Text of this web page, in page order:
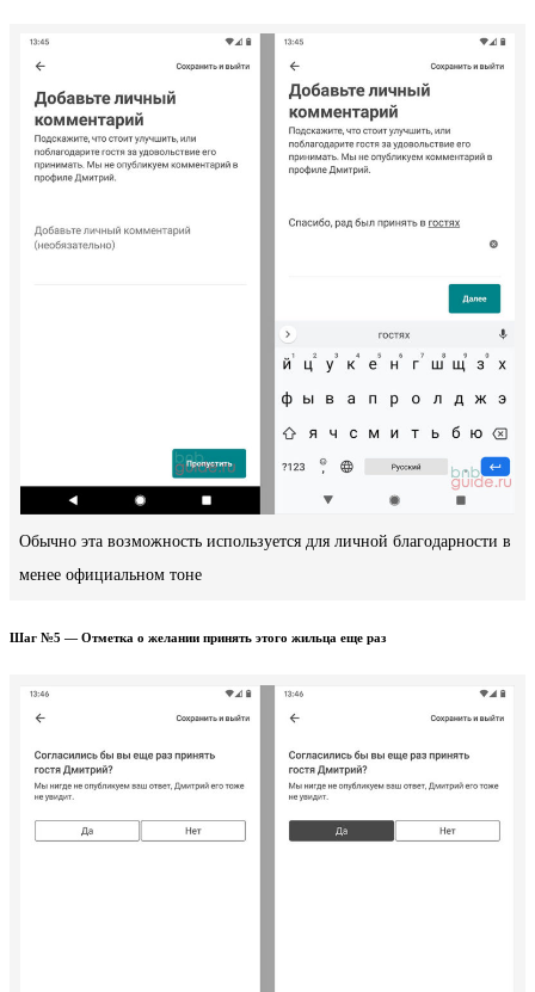
Обычно эта возможность используется для личной благодарности в
менее официальном тоне
Шаг №5 — Отметка о желании принять этого жильца еще раз